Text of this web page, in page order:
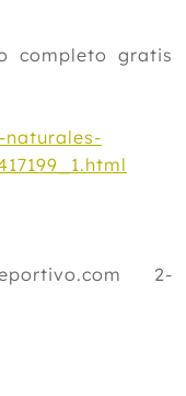
completo gratis
2-